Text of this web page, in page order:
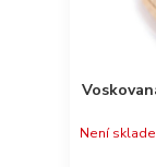
Není